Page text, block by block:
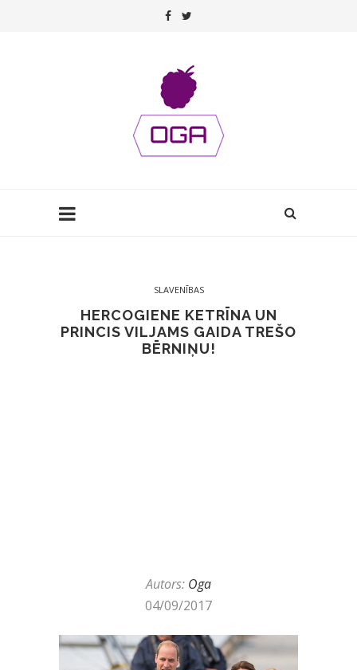
SLAVENĪBAS
HERCOGIENE KETRĪNA UN
PRINCIS VILJAMS GAIDA TREŠO
BĒRNIŅU!
Autors: Oga
04/09/2017